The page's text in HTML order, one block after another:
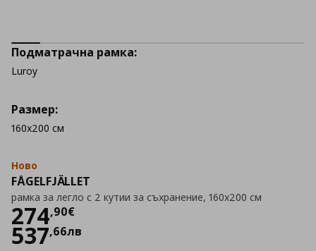
Ново
FÅGELFJÄLLET
рамка за легло с 2 кутии за съхранение, 160x200 см
274,90€
Цена
537,66лв
Подматрачна рамка:
Luroy
Размер:
160x200 см